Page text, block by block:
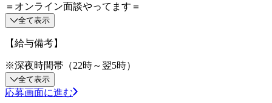
＝オンライン面談やってます＝
全て表示
【給与備考】
※深夜時間帯（22時～翌5時）
全て表示
応募画面に進む